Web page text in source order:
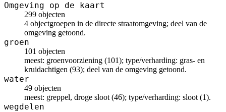
Omgeving op de kaart
299 objecten
4 objectgroepen in de directe straatomgeving; deel van de
omgeving getoond.
groen
101 objecten
meest: groenvoorziening (101); type/verharding: gras- en
kruidachtigen (93); deel van de omgeving getoond.
water
49 objecten
meest: greppel, droge sloot (46); type/verharding: sloot (1).
wegdelen